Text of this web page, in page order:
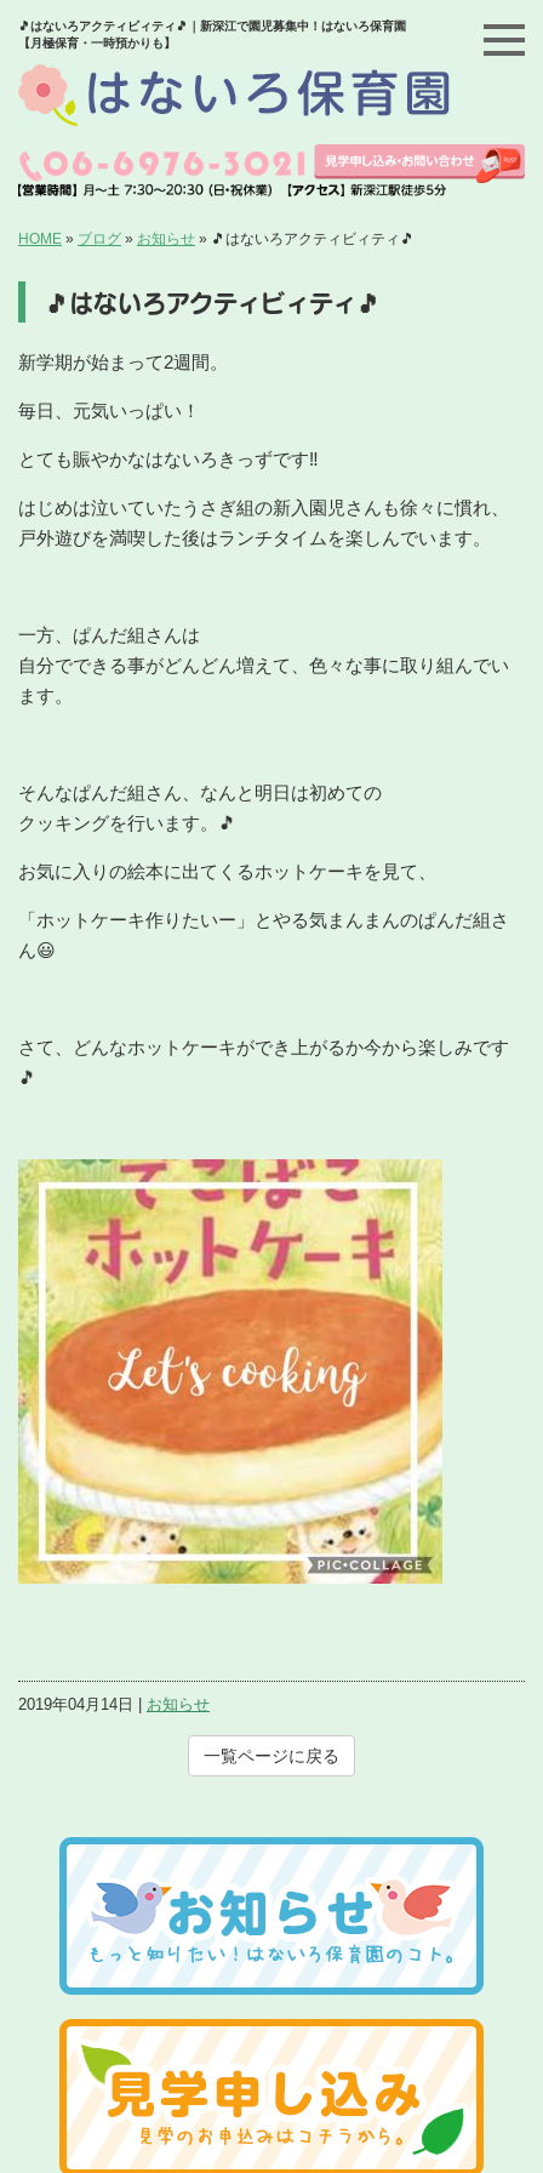
🎵はないろアクティビィティ🎵｜新深江で園児募集中！はないろ保育園
【月極保育・一時預かりも】
HOME » ブログ » お知らせ » 🎵はないろアクティビィティ🎵
🎵はないろアクティビィティ🎵
新学期が始まって2週間。
毎日、元気いっぱい！
とても賑やかなはないろきっずです‼
はじめは泣いていたうさぎ組の新入園児さんも徐々に慣れ、
戸外遊びを満喫した後はランチタイムを楽しんでいます。
一方、ぱんだ組さんは
自分でできる事がどんどん増えて、色々な事に取り組んでい
ます。
そんなぱんだ組さん、なんと明日は初めての
クッキングを行います。🎵
お気に入りの絵本に出てくるホットケーキを見て、
「ホットケーキ作りたいー」とやる気まんまんのぱんだ組さ
ん😃
さて、どんなホットケーキができ上がるか今から楽しみです
🎵
2019年04月14日 | お知らせ
一覧ページに戻る